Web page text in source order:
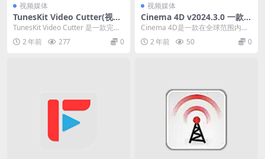
视频媒体
TunesKit Video Cutter(视频
无损分割) v3.0.0.54 破解版
TunesKit Video Cutter 是一款完美
的视频剪辑器，可将视频和音...
2 年前 277 0
视频媒体
Cinema 4D v2024.3.0 一款在
全球范围内广受好评的3D建模
Cinema 4D是一款在全球范围内广
受好评的3D建模、动画和渲染软
件。随着版本...
2 年前 50 0